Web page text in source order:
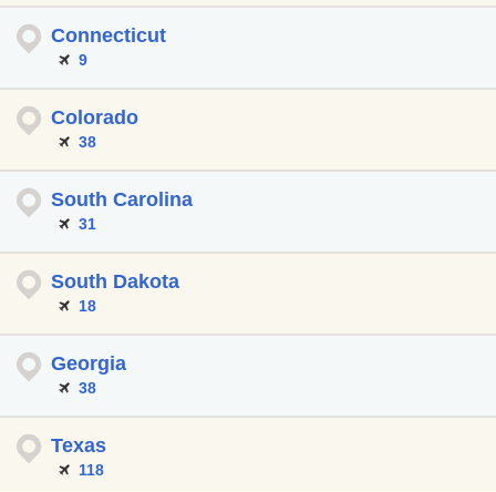
Connecticut
9
Colorado
38
South Carolina
31
South Dakota
18
Georgia
38
Texas
118